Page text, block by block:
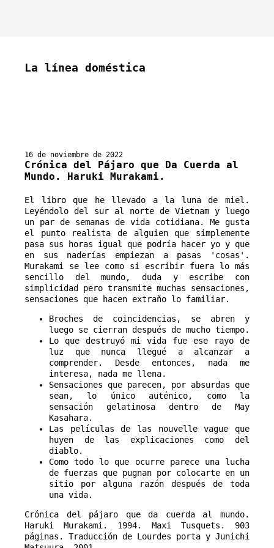
La línea doméstica
16 de noviembre de 2022
Crónica del Pájaro que Da Cuerda al
Mundo. Haruki Murakami.
El libro que he llevado a la luna de miel.
Leyéndolo del sur al norte de Vietnam y luego
un par de semanas de vida cotidiana. Me gusta
el punto realista de alguien que simplemente
pasa sus horas igual que podría hacer yo y que
en sus naderías empiezan a pasas 'cosas'.
Murakami se lee como si escribir fuera lo más
sencillo del mundo, duda y escribe con
simplicidad pero transmite muchas sensaciones,
sensaciones que hacen extraño lo familiar.
Broches de coincidencias, se abren y
luego se cierran después de mucho tiempo.
Lo que destruyó mi vida fue ese rayo de
luz que nunca llegué a alcanzar a
comprender. Desde entonces, nada me
interesa, nada me llena.
Sensaciones que parecen, por absurdas que
sean, lo único auténico, como la
sensación gelatinosa dentro de May
Kasahara.
Las películas de las nouvelle vague que
huyen de las explicaciones como del
diablo.
Como todo lo que ocurre parece una lucha
de fuerzas que pugnan por colocarte en un
sitio por alguna razón después de toda
una vida.
Crónica del pájaro que da cuerda al mundo.
Haruki Murakami. 1994. Maxi Tusquets. 903
páginas. Traducción de Lourdes porta y Junichi